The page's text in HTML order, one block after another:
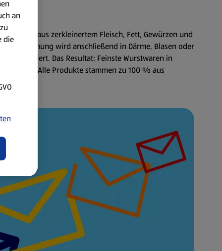
Wurst aus zerkleinertem Fleisch, Fett, Gewürzen und
Mischung wird anschließend in Därme, Blasen oder
konserviert. Das Resultat: Feinste Wurstwaren in
Beste: Alle Produkte stammen zu 100 % aus
an
die